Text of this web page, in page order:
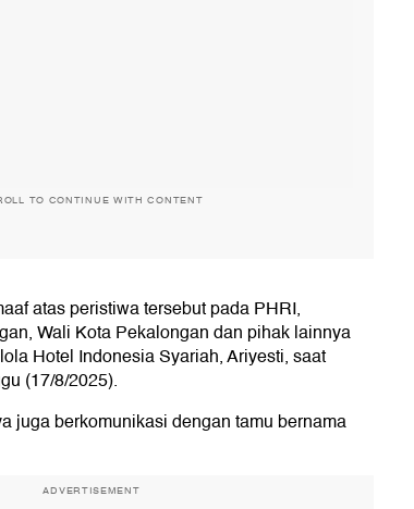
TO CONTINUE WITH CONTENT
atas peristiwa tersebut pada PHRI,
Wali Kota Pekalongan dan pihak lainnya
Hotel Indonesia Syariah, Ariyesti, saat
(17/8/2025).
juga berkomunikasi dengan tamu bernama
ADVERTISEMENT